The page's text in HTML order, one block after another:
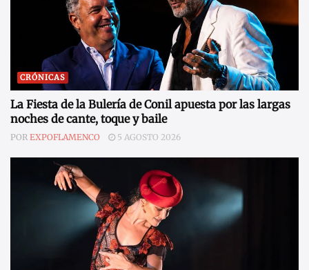
CRÓNICAS
La Fiesta de la Bulería de Conil apuesta por las largas
noches de cante, toque y baile
POR EXPOFLAMENCO 5 AGOSTO 2026